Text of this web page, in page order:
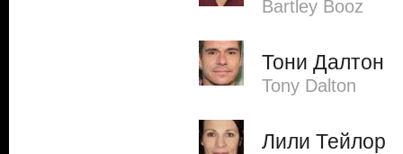
Bartley Booz
Тони Далтон
Tony Dalton
Лили Тейлор